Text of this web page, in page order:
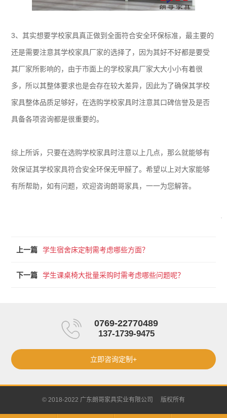
3、其实想要学校家具真正做到全面符合安全环保标准，最主要的
还是需要注意其学校家具厂家的选择了，因为其好不好都是要受
其厂家所影响的，由于市面上的学校家具厂家大大小小有着很
多，所以其整体要求也是会存在较大差异，因此为了确保其学校
家具整体品质足够好，在选购学校家具时注意其口碑信誉及是否
具备各项咨询都是很重要的。
综上所诉，只要在选购学校家具时注意以上几点，那么就能够有
效保证其学校家具符合安全环保无甲醛了。希望以上对大家能够
有所帮助，如有问题，欢迎咨询朗哥家具，一一为您解答。
上一篇 学生宿舍床定制需考虑哪些方面？
下一篇 学生课桌椅大批量采购时需考虑哪些问题呢？
0769-22770489
137-1739-9475
立即咨询定制+
© 2018-2022 广东朗哥家具实业有限公司 版权所有